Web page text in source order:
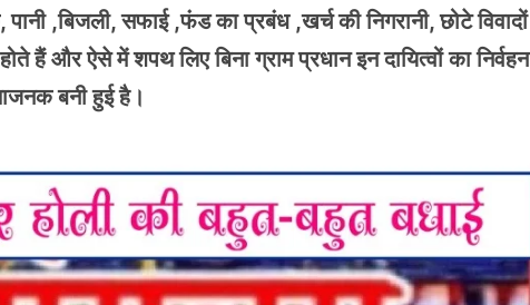
,बिजली, सफाई ,फंड का प्रबंध ,खर्च की निगरानी, छोटे विवादों
हैं और ऐसे में शपथ लिए बिना ग्राम प्रधान इन दायित्वों का निर्वहन
बनी हुई है।